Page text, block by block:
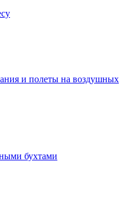
и полеты на воздушных
бухтами